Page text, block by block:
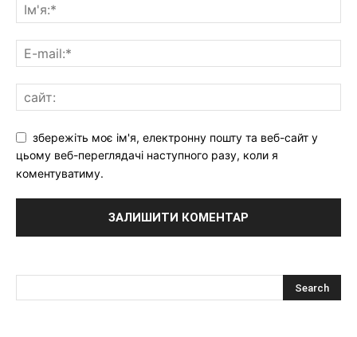
збережіть моє ім'я, електронну пошту та веб-сайт у
цьому веб-переглядачі наступного разу, коли я
коментуватиму.